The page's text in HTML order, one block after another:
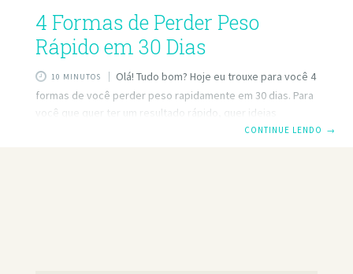
4 Formas de Perder Peso
Rápido em 30 Dias
10 MINUTOS
Olá! Tudo bom? Hoje eu trouxe para você 4
formas de você perder peso rapidamente em 30 dias. Para
você que quer ter um resultado rápido, quer ideias
diferentes, opções diferentes de como fazer esseCONTINUE LENDO →